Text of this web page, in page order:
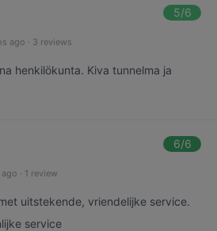
5/6
ago · 3 reviews
henkilökunta. Kiva tunnelma ja
6/6
· 1 review
uitstekende, vriendelijke service.
service